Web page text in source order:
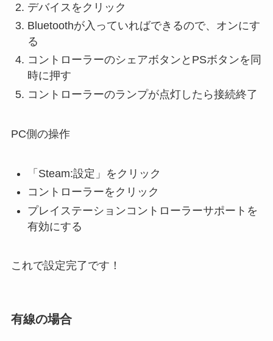
デバイスをクリック
Bluetoothが入っていればできるので、オンにす
る
コントローラーのシェアボタンとPSボタンを同
時に押す
コントローラーのランプが点灯したら接続終了
PC側の操作
「Steam:設定」をクリック
コントローラーをクリック
プレイステーションコントローラーサポートを
有効にする
これで設定完了です！
有線の場合